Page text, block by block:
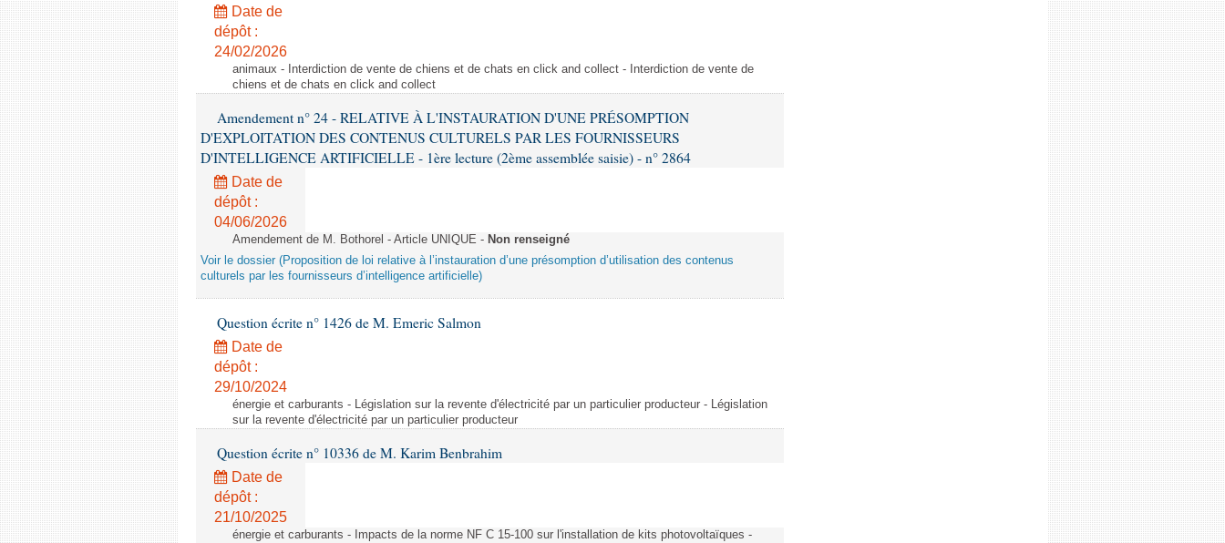
Date de
dépôt :
24/02/2026
animaux - Interdiction de vente de chiens et de chats en click and collect - Interdiction de vente de
chiens et de chats en click and collect
Amendement n° 24 - RELATIVE À L'INSTAURATION D'UNE PRÉSOMPTION
D'EXPLOITATION DES CONTENUS CULTURELS PAR LES FOURNISSEURS
D'INTELLIGENCE ARTIFICIELLE - 1ère lecture (2ème assemblée saisie) - n° 2864
Date de
dépôt :
04/06/2026
Amendement de M. Bothorel - Article UNIQUE - Non renseigné
Voir le dossier (Proposition de loi relative à l’instauration d’une présomption d’utilisation des contenus
culturels par les fournisseurs d’intelligence artificielle)
Question écrite n° 1426 de M. Emeric Salmon
Date de
dépôt :
29/10/2024
énergie et carburants - Législation sur la revente d'électricité par un particulier producteur - Législation
sur la revente d'électricité par un particulier producteur
Question écrite n° 10336 de M. Karim Benbrahim
Date de
dépôt :
21/10/2025
énergie et carburants - Impacts de la norme NF C 15-100 sur l'installation de kits photovoltaïques -